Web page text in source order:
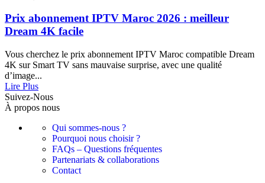
Prix abonnement IPTV Maroc 2026 : meilleur
Dream 4K facile
Vous cherchez le prix abonnement IPTV Maroc compatible Dream
4K sur Smart TV sans mauvaise surprise, avec une qualité
d’image...
Lire Plus
Suivez-Nous
À propos nous
Qui sommes-nous ?
Pourquoi nous choisir ?
FAQs – Questions fréquentes
Partenariats & collaborations
Contact